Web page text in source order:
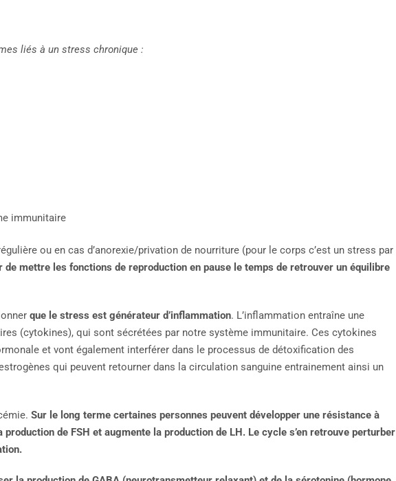
liés à un stress chronique :
immunitaire
ou en cas d’anorexie/privation de nourriture (pour le corps c’est un stress par
de mettre les fonctions de reproduction en pause le temps de retrouver un équilibre
que le stress est générateur d’inflammation. L’inflammation entraîne une
(cytokines), qui sont sécrétées par notre système immunitaire. Ces cytokines
et vont également interférer dans le processus de détoxification des
qui peuvent retourner dans la circulation sanguine entrainement ainsi un
Sur le long terme certaines personnes peuvent développer une résistance à
production de FSH et augmente la production de LH. Le cycle s’en retrouve perturber